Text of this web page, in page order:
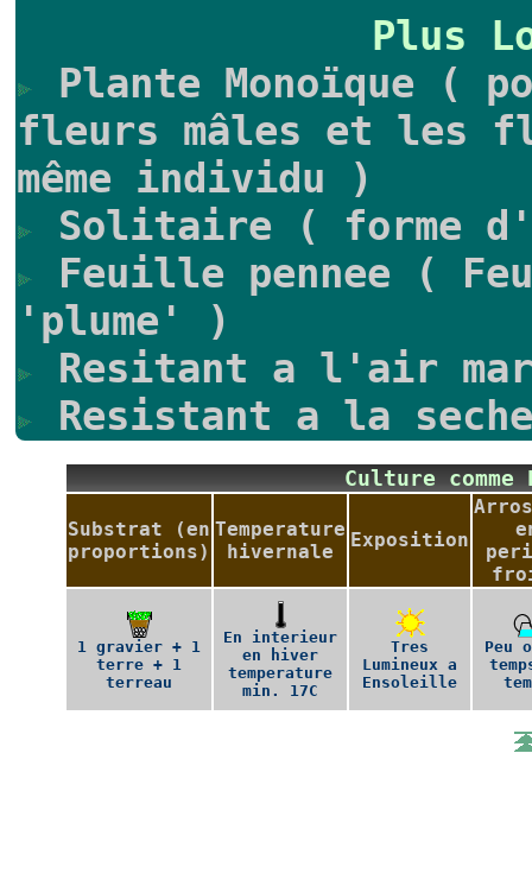
Plus
Plante Monoïque (
fleurs mâles et les
même individu )
Solitaire ( forme
Feuille pennee (
'plume' )
Resitant a l'air
Resistant a la
Culture
Substrat (en
proportions)
Temperature
hivernale
Exposition
1 gravier + 1
terre + 1
terreau
En interieur
en hiver
temperature
min. 17C
Tres
Lumineux a
Ensoleille
Peu